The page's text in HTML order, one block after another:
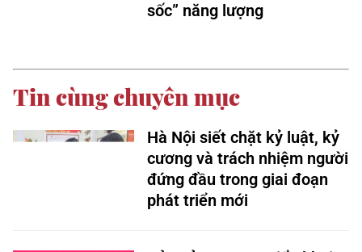
sốc” năng lượng
Tin cùng chuyên mục
Hà Nội siết chặt kỷ luật, kỷ
cương và trách nhiệm người
đứng đầu trong giai đoạn
phát triển mới